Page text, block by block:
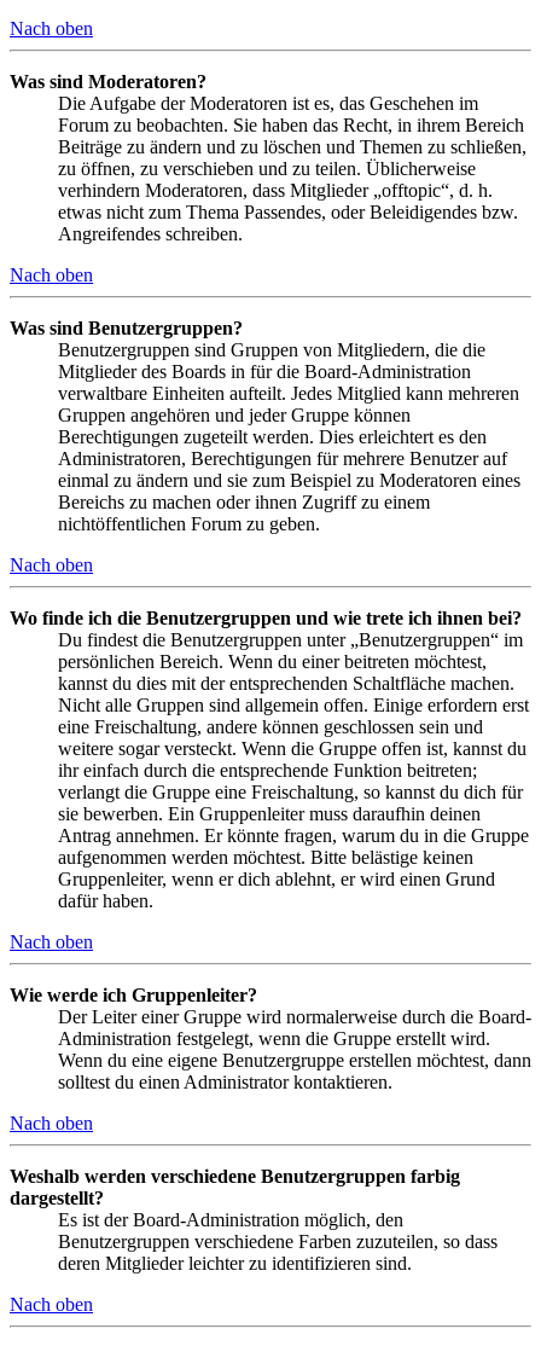
Nach oben
Was sind Moderatoren?
Die Aufgabe der Moderatoren ist es, das Geschehen im
Forum zu beobachten. Sie haben das Recht, in ihrem Bereich
Beiträge zu ändern und zu löschen und Themen zu schließen,
zu öffnen, zu verschieben und zu teilen. Üblicherweise
verhindern Moderatoren, dass Mitglieder „offtopic“, d. h.
etwas nicht zum Thema Passendes, oder Beleidigendes bzw.
Angreifendes schreiben.
Nach oben
Was sind Benutzergruppen?
Benutzergruppen sind Gruppen von Mitgliedern, die die
Mitglieder des Boards in für die Board-Administration
verwaltbare Einheiten aufteilt. Jedes Mitglied kann mehreren
Gruppen angehören und jeder Gruppe können
Berechtigungen zugeteilt werden. Dies erleichtert es den
Administratoren, Berechtigungen für mehrere Benutzer auf
einmal zu ändern und sie zum Beispiel zu Moderatoren eines
Bereichs zu machen oder ihnen Zugriff zu einem
nichtöffentlichen Forum zu geben.
Nach oben
Wo finde ich die Benutzergruppen und wie trete ich ihnen bei?
Du findest die Benutzergruppen unter „Benutzergruppen“ im
persönlichen Bereich. Wenn du einer beitreten möchtest,
kannst du dies mit der entsprechenden Schaltfläche machen.
Nicht alle Gruppen sind allgemein offen. Einige erfordern erst
eine Freischaltung, andere können geschlossen sein und
weitere sogar versteckt. Wenn die Gruppe offen ist, kannst du
ihr einfach durch die entsprechende Funktion beitreten;
verlangt die Gruppe eine Freischaltung, so kannst du dich für
sie bewerben. Ein Gruppenleiter muss daraufhin deinen
Antrag annehmen. Er könnte fragen, warum du in die Gruppe
aufgenommen werden möchtest. Bitte belästige keinen
Gruppenleiter, wenn er dich ablehnt, er wird einen Grund
dafür haben.
Nach oben
Wie werde ich Gruppenleiter?
Der Leiter einer Gruppe wird normalerweise durch die Board-
Administration festgelegt, wenn die Gruppe erstellt wird.
Wenn du eine eigene Benutzergruppe erstellen möchtest, dann
solltest du einen Administrator kontaktieren.
Nach oben
Weshalb werden verschiedene Benutzergruppen farbig
dargestellt?
Es ist der Board-Administration möglich, den
Benutzergruppen verschiedene Farben zuzuteilen, so dass
deren Mitglieder leichter zu identifizieren sind.
Nach oben